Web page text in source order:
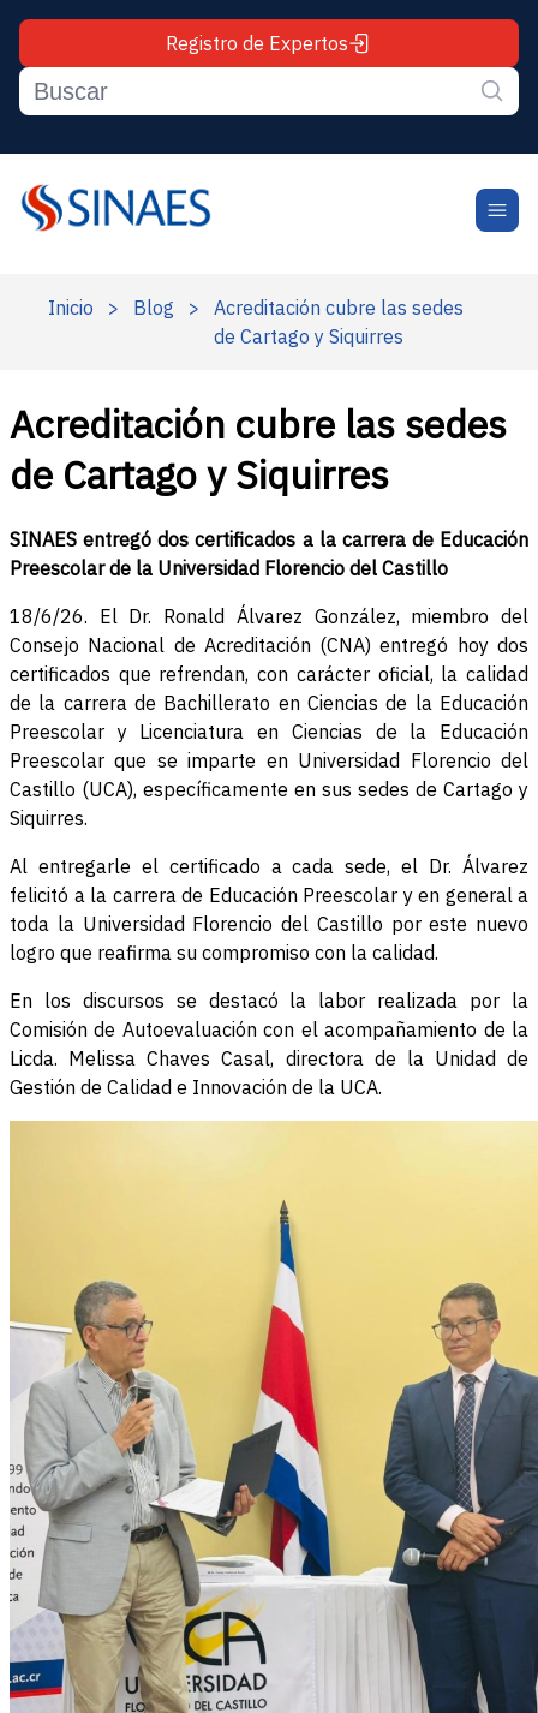
Registro de Expertos
Inicio > Blog >
Acreditación cubre las sedes
de Cartago y Siquirres
Acreditación cubre las sedes
de Cartago y Siquirres
SINAES entregó dos certificados a la carrera de Educación
Preescolar de la Universidad Florencio del Castillo
18/6/26. El Dr. Ronald Álvarez González, miembro del
Consejo Nacional de Acreditación (CNA) entregó hoy dos
certificados que refrendan, con carácter oficial, la calidad
de la carrera de Bachillerato en Ciencias de la Educación
Preescolar y Licenciatura en Ciencias de la Educación
Preescolar que se imparte en Universidad Florencio del
Castillo (UCA), específicamente en sus sedes de Cartago y
Siquirres.
Al entregarle el certificado a cada sede, el Dr. Álvarez
felicitó a la carrera de Educación Preescolar y en general a
toda la Universidad Florencio del Castillo por este nuevo
logro que reafirma su compromiso con la calidad.
En los discursos se destacó la labor realizada por la
Comisión de Autoevaluación con el acompañamiento de la
Licda. Melissa Chaves Casal, directora de la Unidad de
Gestión de Calidad e Innovación de la UCA.